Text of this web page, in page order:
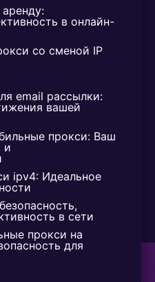
в онлайн-
со сменой IP
email рассылки:
вашей
прокси: Ваш
и
ipv4: Идеальное
в сети
прокси на
для